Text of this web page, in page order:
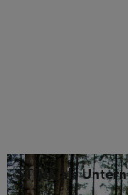
STIHL als